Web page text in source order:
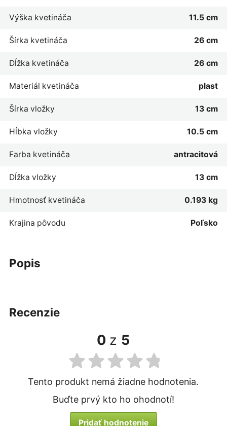
popis
Výška kvetináča 11.5 cm
Šírka kvetináča 26 cm
Dĺžka kvetináča 26 cm
Materiál kvetináča plast
Šírka vložky 13 cm
Hĺbka vložky 10.5 cm
Farba kvetináča antracitová
Dĺžka vložky 13 cm
Hmotnosť kvetináča 0.193 kg
Krajina pôvodu Poľsko
recenzie
0 z 5
Tento produkt nemá žiadne hodnotenia.
Buďte prvý kto ho ohodnotí!
Pridať hodnotenie